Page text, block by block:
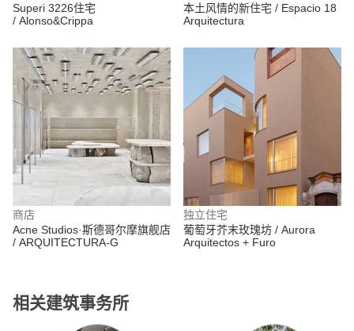
Superi 3226住宅
/ Alonso&Crippa
本土风情的新住宅 / Espacio 18
Arquitectura
商店
Acne Studios·斯德哥尔摩旗舰店
/ ARQUITECTURA-G
相关建筑事务所
独立住宅
葡萄牙芥末玫瑰坊 / Aurora
Arquitectos + Furo